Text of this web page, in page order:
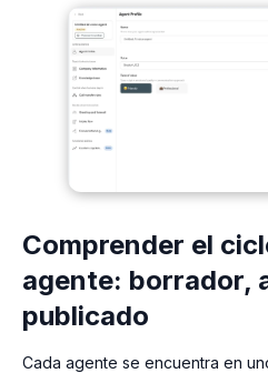
Comprender el
agente: borrador,
publicado
Cada agente se encuentra en